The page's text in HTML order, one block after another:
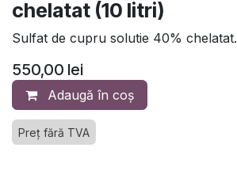
chelatat (10 litri)
Sulfat de cupru solutie 40% chelatat.
550,00 lei
Adaugă în coș
Preț fără TVA